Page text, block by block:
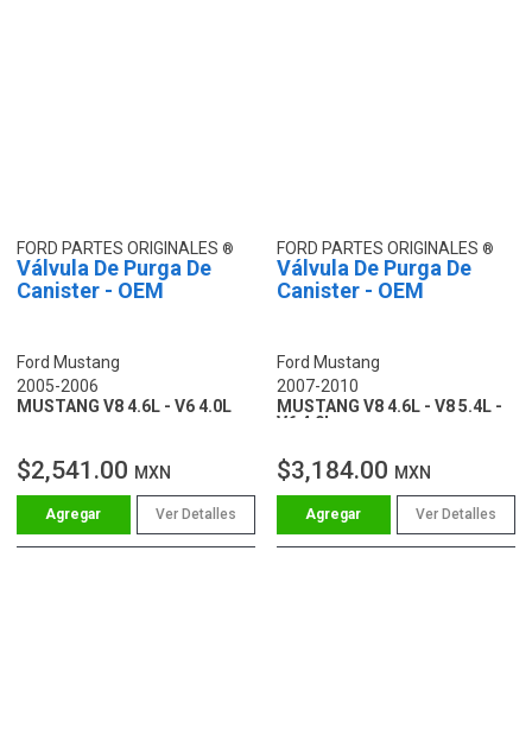
FORD PARTES ORIGINALES
Válvula De Purga De
Canister - OEM
Ford Mustang
2005-2006
MUSTANG V8 4.6L - V6 4.0L
$2,541.00 MXN
Ver Detalles
FORD PARTES ORIGINALES
Válvula De Purga De
Canister - OEM
Ford Mustang
2007-2010
MUSTANG V8 4.6L - V8 5.4L -
V6 4.0L
$3,184.00 MXN
Ver Detalles